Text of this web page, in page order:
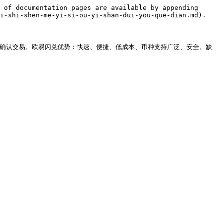
documentation pages are available by appending
shen-me-yi-si-ou-yi-shan-dui-you-que-dian.md).
易。欧易闪兑优势：快速、便捷、低成本、币种支持广泛、安全。缺